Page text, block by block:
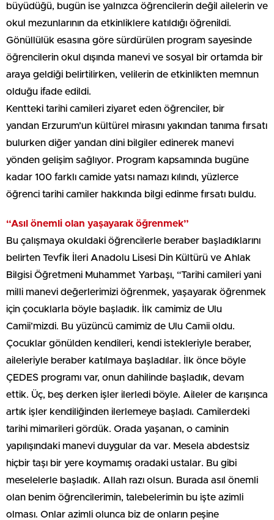
büyüdüğü, bugün ise yalnızca öğrencilerin değil ailelerin ve
okul mezunlarının da etkinliklere katıldığı öğrenildi.
Gönüllülük esasına göre sürdürülen program sayesinde
öğrencilerin okul dışında manevi ve sosyal bir ortamda bir
araya geldiği belirtilirken, velilerin de etkinlikten memnun
olduğu ifade edildi.
Kentteki tarihi camileri ziyaret eden öğrenciler, bir
yandan Erzurum’un kültürel mirasını yakından tanıma fırsatı
bulurken diğer yandan dini bilgiler edinerek manevi
yönden gelişim sağlıyor. Program kapsamında bugüne
kadar 100 farklı camide yatsı namazı kılındı, yüzlerce
öğrenci tarihi camiler hakkında bilgi edinme fırsatı buldu.
“Asıl önemli olan yaşayarak öğrenmek”
Bu çalışmaya okuldaki öğrencilerle beraber başladıklarını
belirten Tevfik İleri Anadolu Lisesi Din Kültürü ve Ahlak
Bilgisi Öğretmeni Muhammet Yarbaşı, “Tarihi camileri yani
milli manevi değerlerimizi öğrenmek, yaşayarak öğrenmek
için çocuklarla böyle başladık. İlk camimiz de Ulu
Camii’mizdi. Bu yüzüncü camimiz de Ulu Camii oldu.
Çocuklar gönülden kendileri, kendi istekleriyle beraber,
aileleriyle beraber katılmaya başladılar. İlk önce böyle
ÇEDES programı var, onun dahilinde başladık, devam
ettik. Üç, beş derken işler ilerledi böyle. Aileler de karışınca
artık işler kendiliğinden ilerlemeye başladı. Camilerdeki
tarihi mimarileri gördük. Orada yaşanan, o caminin
yapılışındaki manevi duygular da var. Mesela abdestsiz
hiçbir taşı bir yere koymamış oradaki ustalar. Bu gibi
meselelerle başladık. Allah razı olsun. Burada asıl önemli
olan benim öğrencilerimin, talebelerimin bu işte azimli
olması. Onlar azimli olunca biz de onların peşine